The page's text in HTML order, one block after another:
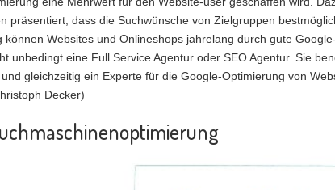
präsentiert, dass die Suchwünsche von Zielgruppen
Websites und Onlineshops jahrelang durch gute
unbedingt eine Full Service Agentur oder SEO Agentur. Sie
gleichzeitig ein Experte für die Google-Optimierung von
Decker)